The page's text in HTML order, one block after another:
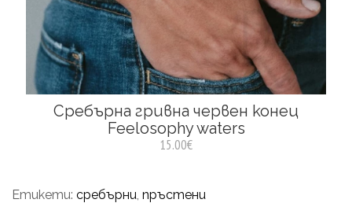
Сребърна гривна червен конец
Feelosophy waters
15.00€
Етикети: сребърни, пръстени